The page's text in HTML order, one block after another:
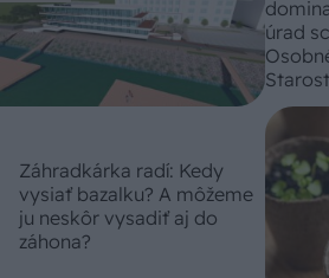
úrad
kritiku
Záhradkárka radí: Kedy
vysiať bazalku? A môžeme
ju neskôr vysadiť aj do
záhona?